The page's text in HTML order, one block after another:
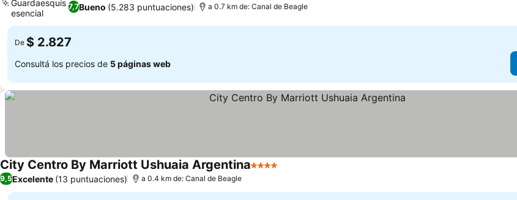
7,7Bueno (5.283 puntuaciones)
Guardaesquís
esencial
a 0.7 km de: Canal de Beagle
De $ 2.827
Consultá los precios de 5 páginas web
City Centro By Marriott Ushuaia Argentina4 Estrellas
9,5Excelente (13 puntuaciones) a 0.4 km de: Canal de Beagle